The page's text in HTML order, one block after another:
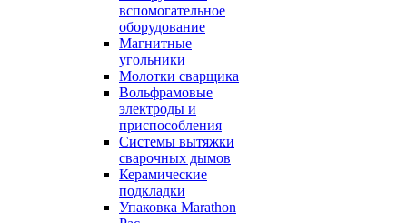
вспомогательное
оборудование
Магнитные
угольники
Молотки сварщика
Вольфрамовые
электроды и
приспособления
Системы вытяжки
сварочных дымов
Керамические
подкладки
Упаковка Marathon